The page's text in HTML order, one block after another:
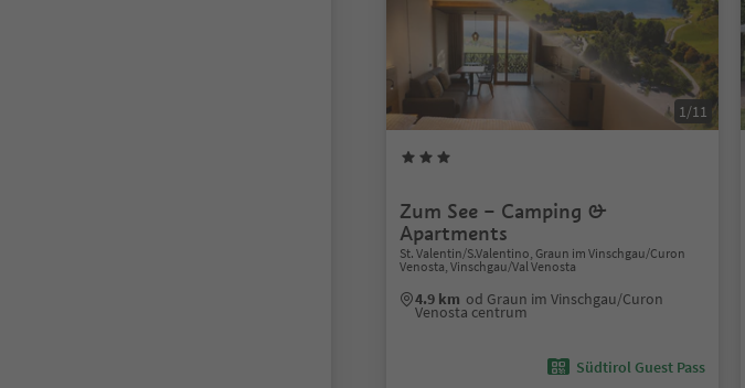
1/11
Zum See – Camping &
Apartments
St. Valentin/S.Valentino, Graun im Vinschgau/Curon
Venosta, Vinschgau/Val Venosta
4.9 km od Graun im Vinschgau/Curon
Venosta centrum
Südtirol Guest Pass